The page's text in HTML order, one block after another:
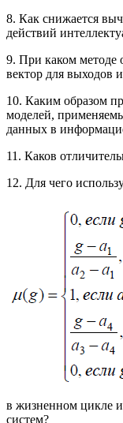
8. Как снижается
действий
9. При каком методе
вектор для выходов
10. Каким образом
моделей,
данных в
11. Каков
12. Для чего
в жизненном цикле
систем?